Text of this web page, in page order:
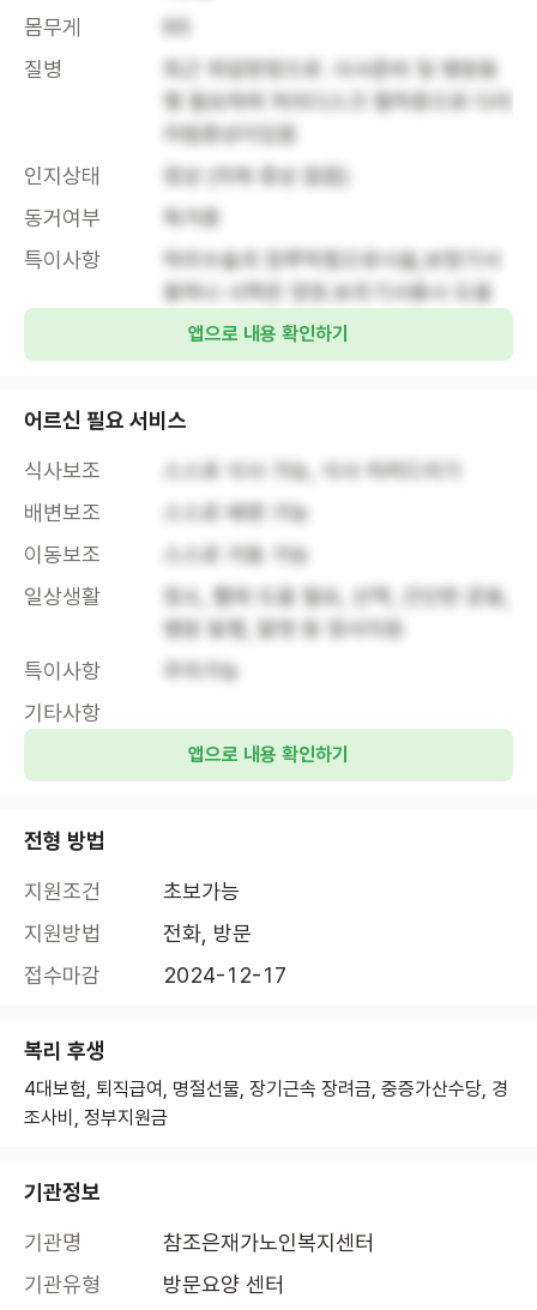
몸무게
65
질병
최근 위암판정으로 .식사준비 및 병원동
행 필요하며 허리디스크 협착증으로 다리
저림증상이있음
인지상태
정상 (치매 증상 없음)
동거여부
독거중
특이사항
허리수술과 장루막힘으로시술,보청기사
용하나 시력은 양호.보조기사용시 도움
앱으로 내용 확인하기
어르신 필요 서비스
식사보조
스스로 식사 가능, 식사 차려드리기
배변보조
스스로 배변 가능
이동보조
스스로 거동 가능
일상생활
청소, 빨래 도움 필요, 산책, 간단한 운동,
병원 동행, 말벗 등 정서지원
특이사항
주차가능
기타사항
앱으로 내용 확인하기
전형 방법
지원조건
초보가능
지원방법
전화, 방문
접수마감
2024-12-17
복리 후생
4대보험, 퇴직급여, 명절선물, 장기근속 장려금, 중증가산수당, 경
조사비, 정부지원금
기관정보
기관명
참조은재가노인복지센터
기관유형
방문요양 센터